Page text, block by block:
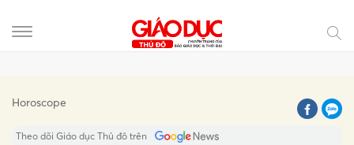
Horoscope
Theo dõi Giáo dục Thủ đô trên